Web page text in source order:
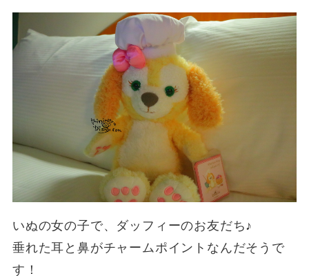
いぬの女の子で、ダッフィーのお友だち♪
垂れた耳と鼻がチャームポイントなんだそうで
す！